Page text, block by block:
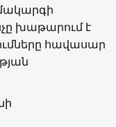
խաթարում է
հավասար